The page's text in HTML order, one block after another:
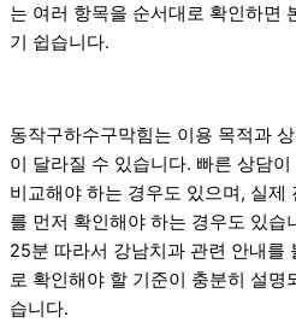
는 여러 항목을 순서대로 확인하면
기 쉽습니다.
동작구하수구막힘는 이용 목적과
이 달라질 수 있습니다. 빠른 상담
비교해야 하는 경우도 있으며, 실제
를 먼저 확인해야 하는 경우도 있
25분 따라서 강남치과 관련 안내를
로 확인해야 할 기준이 충분히 설명
습니다.